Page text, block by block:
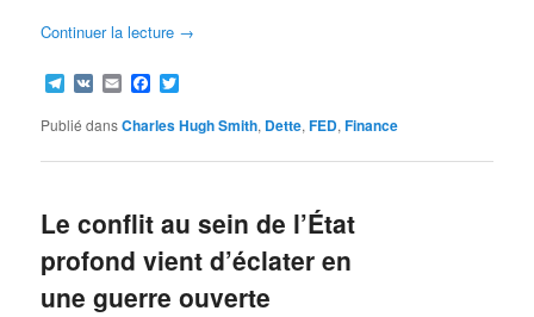
Continuer la lecture →
Telegram
VK EmailFacebook
Publié dansCharles Hugh Smith, Dette,FED,Finance
Le conflit au sein de l’État
profond vient d’éclater en
une guerre ouverte